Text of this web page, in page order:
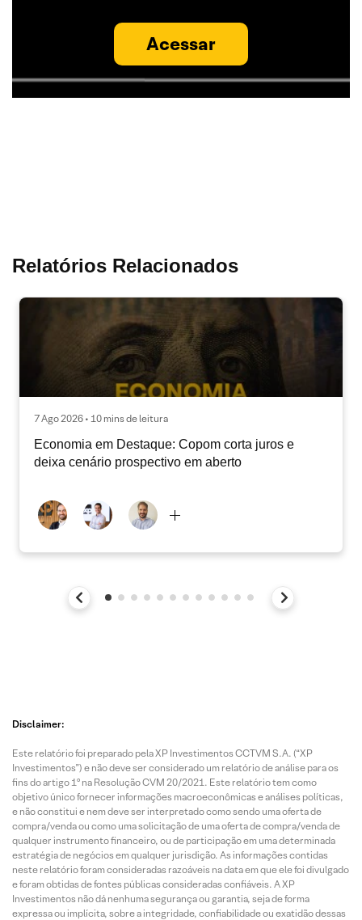
Acessar
Relatórios Relacionados
7 Ago 2026 • 10 mins de leitura
Economia em Destaque: Copom corta juros e
deixa cenário prospectivo em aberto
Disclaimer:
Este relatório foi preparado pela XP Investimentos CCTVM S.A. (“XP
Investimentos”) e não deve ser considerado um relatório de análise para os
fins do artigo 1º na Resolução CVM 20/2021. Este relatório tem como
objetivo único fornecer informações macroeconômicas e análises políticas,
e não constitui e nem deve ser interpretado como sendo uma oferta de
compra/venda ou como uma solicitação de uma oferta de compra/venda de
qualquer instrumento financeiro, ou de participação em uma determinada
estratégia de negócios em qualquer jurisdição. As informações contidas
neste relatório foram consideradas razoáveis na data em que ele foi divulgado
e foram obtidas de fontes públicas consideradas confiáveis. A XP
Investimentos não dá nenhuma segurança ou garantia, seja de forma
expressa ou implícita, sobre a integridade, confiabilidade ou exatidão dessas